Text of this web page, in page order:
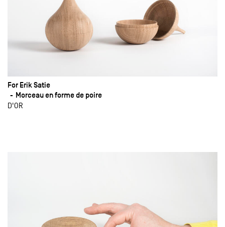
For Erik Satie
Morceau en forme de poire
D'OR